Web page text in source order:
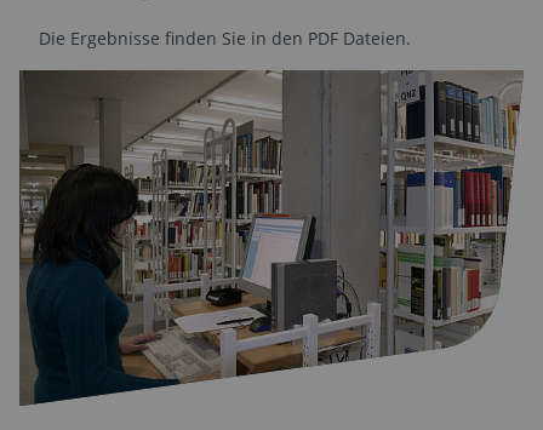
Die Ergebnisse finden Sie in den PDF Dateien.